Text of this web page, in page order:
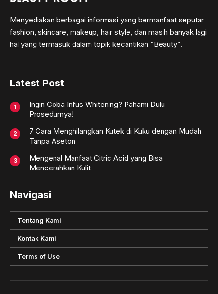
Menyediakan berbagai informasi yang bermanfaat seputar
fashion, skincare, makeup, hair style, dan masih banyak lagi
hal yang termasuk dalam topik kecantikan “Beauty”.
Latest Post
Ingin Coba Infus Whitening? Pahami Dulu
Prosedurnya!
7 Cara Menghilangkan Kutek di Kuku dengan Mudah
Tanpa Aseton
Mengenal Manfaat Citric Acid yang Bisa
Mencerahkan Kulit
Navigasi
Tentang Kami
Kontak Kami
Terms of Use